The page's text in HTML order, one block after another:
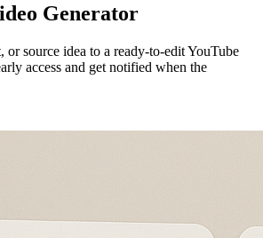
Generator
source idea to a ready-to-edit YouTube
access and get notified when the